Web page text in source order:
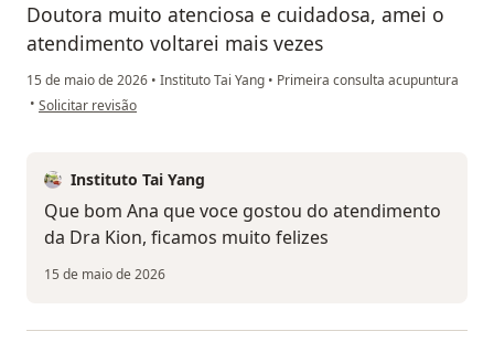
Doutora muito atenciosa e cuidadosa, amei o
atendimento voltarei mais vezes
15 de maio de 2026 • Instituto Tai Yang • Primeira consulta acupuntura
• na opinião do utilizador Ana Paula
Solicitar revisão
Instituto Tai Yang
Que bom Ana que voce gostou do atendimento
da Dra Kion, ficamos muito felizes
15 de maio de 2026